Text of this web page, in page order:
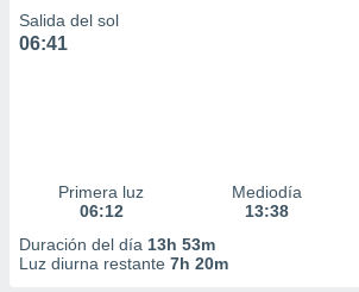
Salida del sol
06:41
Primera luz
06:12
Mediodía
13:38
Duración del día 13h 53m
Luz diurna restante 7h 20m